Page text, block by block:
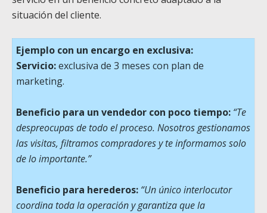
situación del cliente.
Ejemplo con un encargo en exclusiva:
Servicio:exclusiva de 3 meses con plan de
marketing.
Beneficio para un vendedor con poco tiempo: “Te
despreocupas de todo el proceso. Nosotros gestionamos
las visitas, filtramos compradores y te informamos solo
de lo importante.”
Beneficio para herederos: “Un único interlocutor
coordina toda la operación y garantiza que la